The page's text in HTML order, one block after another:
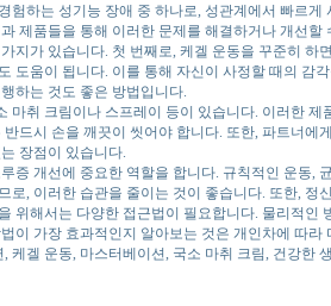
험하는 성기능 장애 중 하나로, 성관계에서 빠르
제품들을 통해 이러한 문제를 해결하거나 개선할
지가 있습니다. 첫 번째로, 케겔 운동을 꾸준히
도움이 됩니다. 이를 통해 자신이 사정할 때의 감
하는 것도 좋은 방법입니다.
마취 크림이나 스프레이 등이 있습니다. 이러한
드시 손을 깨끗이 씻어야 합니다. 또한, 파트너
장점이 있습니다.
증 개선에 중요한 역할을 합니다. 규칙적인 운동,
로, 이러한 습관을 줄이는 것이 좋습니다. 또한,
위해서는 다양한 접근법이 필요합니다. 물리적
이 가장 효과적인지 알아보는 것은 개인차에 따
케겔 운동, 마스터베이션, 국소 마취 크림, 건강한